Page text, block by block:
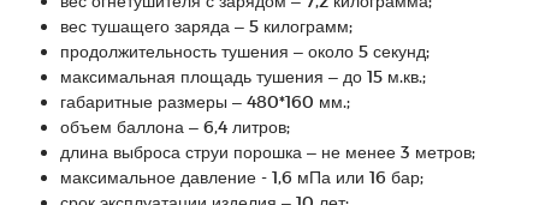
вес тушащего заряда – 5 килограмм;
продолжительность тушения – около 5 секунд;
максимальная площадь тушения – до 15 м.кв.;
габаритные размеры – 480*160 мм.;
объем баллона – 6,4 литров;
длина выброса струи порошка – не менее 3 метров;
максимальное давление - 1,6 мПа или 16 бар;